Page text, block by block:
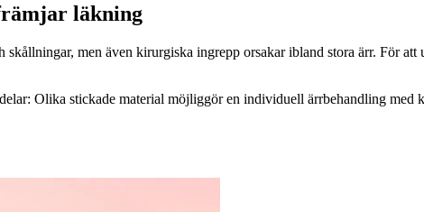
läkning
men även kirurgiska ingrepp orsakar ibland stora ärr. För
Olika stickade material möjliggör en individuell ärrbehandling med